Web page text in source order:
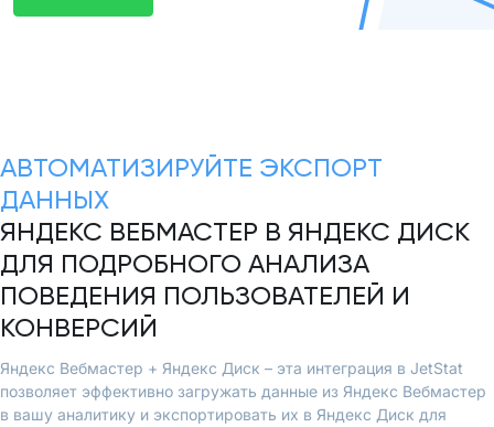
АВТОМАТИЗИРУЙТЕ ЭКСПОРТ
ДАННЫХ
ЯНДЕКС ВЕБМАСТЕР В ЯНДЕКС ДИСК
ДЛЯ ПОДРОБНОГО АНАЛИЗА
ПОВЕДЕНИЯ ПОЛЬЗОВАТЕЛЕЙ И
КОНВЕРСИЙ
Яндекс Вебмастер + Яндекс Диск – эта интеграция в JetStat
позволяет эффективно загружать данные из Яндекс Вебмастер
в вашу аналитику и экспортировать их в Яндекс Диск для